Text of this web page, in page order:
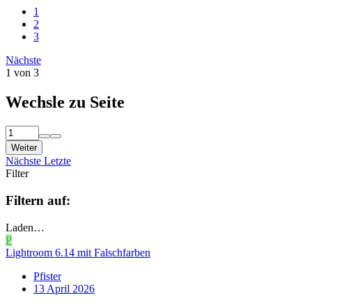
1
2
3
Nächste
1 von 3
Wechsle zu Seite
Weiter
Nächste Letzte
Filter
Filtern auf:
Laden…
P
Lightroom 6.14 mit Falschfarben
Pfister
13 April 2026